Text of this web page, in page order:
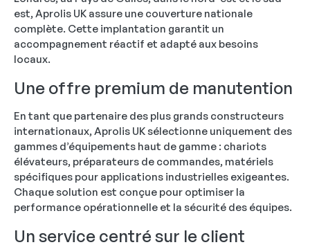
est, Aprolis UK assure une couverture nationale
complète. Cette implantation garantit un
accompagnement réactif et adapté aux besoins
locaux.
Une offre premium de manutention
En tant que partenaire des plus grands constructeurs
internationaux, Aprolis UK sélectionne uniquement des
gammes d’équipements haut de gamme : chariots
élévateurs, préparateurs de commandes, matériels
spécifiques pour applications industrielles exigeantes.
Chaque solution est conçue pour optimiser la
performance opérationnelle et la sécurité des équipes.
Un service centré sur le client